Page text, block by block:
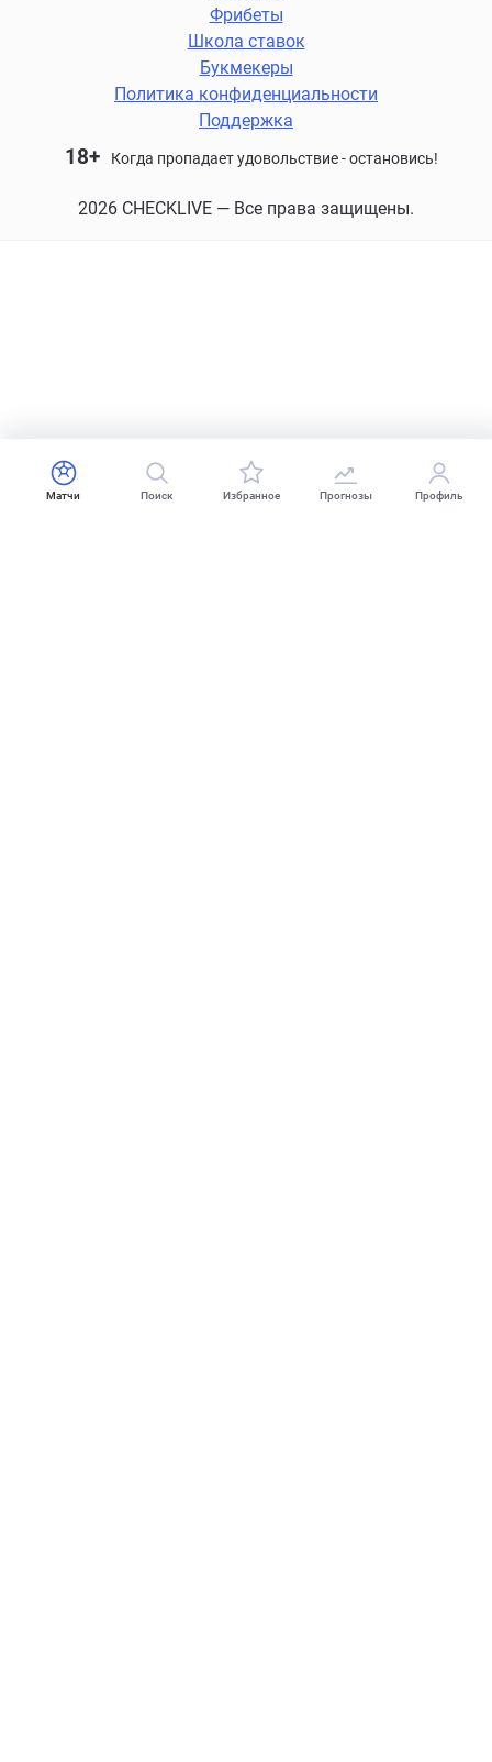
Фрибеты
Школа ставок
Букмекеры
Политика конфиденциальности
Поддержка
18+ Когда пропадает удовольствие - остановись!
2026 CHECKLIVE — Все права защищены.
Матчи Поиск Избранное Прогнозы Профиль